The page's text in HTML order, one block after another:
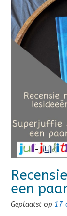
een
Geplaatst op 17